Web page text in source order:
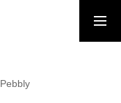
Pebbly